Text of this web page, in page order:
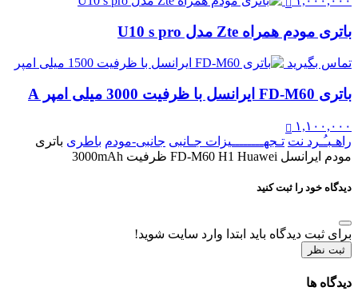
باتری مودم همراه Zte مدل U10 s pro
تماس بگیرید
باتری FD-M60 ایرانسل با ظرفیت 3000 میلی امپر A
۱,۱۰۰,۰۰۰
راهـبـُـرد نت تـجهــــــــیزات جـانبی جانبی-مودم باطری باتری
مودم ایرانسل FD-M60 H1 Huawei ظرفیت 3000mAh
دیدگاه خود را ثبت کنید
برای ثبت دیدگاه باید ابتدا وارد سایت شوید!
ثبت نظر
دیدگاه ها